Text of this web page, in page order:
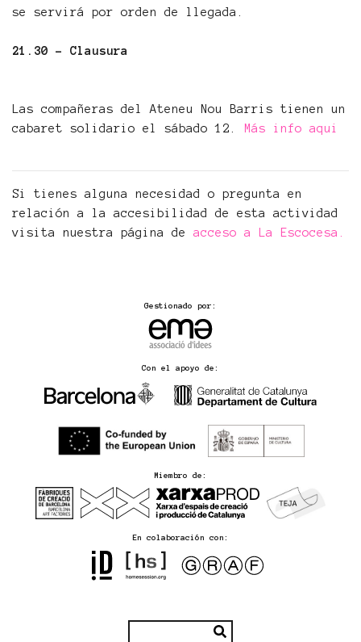
se servirá por orden de llegada.
21.30 - Clausura
Las compañeras del Ateneu Nou Barris tienen un
cabaret solidario el sábado 12.
Más info aqui
Si tienes alguna necesidad o pregunta en
relación a la accesibilidad de esta actividad
visita nuestra página de acceso a La Escocesa.
Gestionado por:
Con el apoyo de:
Miembro de:
En colaboración con: